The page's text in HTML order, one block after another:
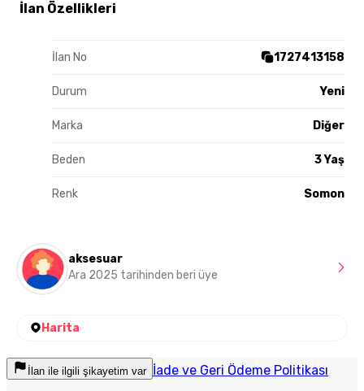
İlan Özellikleri
İlan No 1727413158
Durum Yeni
Marka Diğer
Beden 3 Yaş
Renk Somon
aksesuar
Ara 2025 tarihinden beri üye
Harita
İlan ile ilgili şikayetim var İade ve Geri Ödeme Politikası